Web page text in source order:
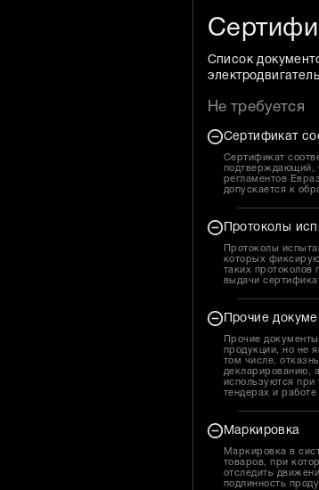
Список
Не требуется
Сертификат
Сертификат
подтверждающий,
регламентов
допускается к
Протоколы
Протоколы
которых
таких протоколов
выдачи
Прочие
Прочие
продукции, но не
том числе,
декларированию,
используются
тендерах и
Маркировка
Маркировка в
товаров, при
отследить
подлинность